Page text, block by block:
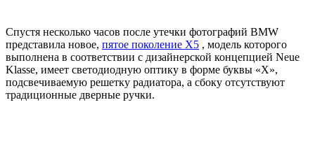
Спустя несколько часов после утечки фотографий BMW
представила новое, пятое поколение X5 , модель которого
выполнена в соответствии с дизайнерской концепцией Neue
Klasse, имеет светодиодную оптику в форме буквы «X»,
подсвечиваемую решетку радиатора, а сбоку отсутствуют
традиционные дверные ручки.